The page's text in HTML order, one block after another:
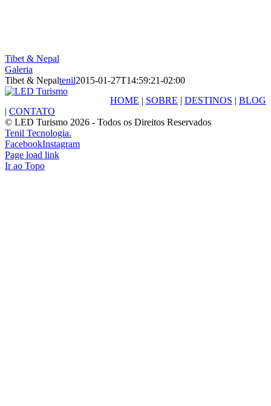
Tibet & Nepal
Galeria
Tibet & Nepaltenil2015-01-27T14:59:21-02:00
HOME | SOBRE | DESTINOS | BLOG
| CONTATO
© LED Turismo 2026 - Todos os Direitos Reservados
Tenil Tecnologia.
FacebookInstagram
Page load link
Ir ao Topo